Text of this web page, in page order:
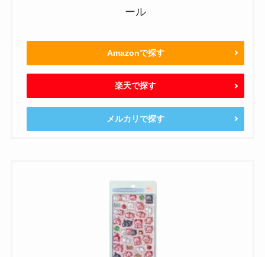
ール
Amazonで探す
楽天で探す
メルカリで探す